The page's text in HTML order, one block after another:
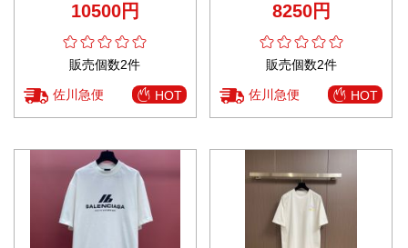
10500円
販売個数2件
佐川急便 HOT
8250円
販売個数2件
佐川急便 HOT